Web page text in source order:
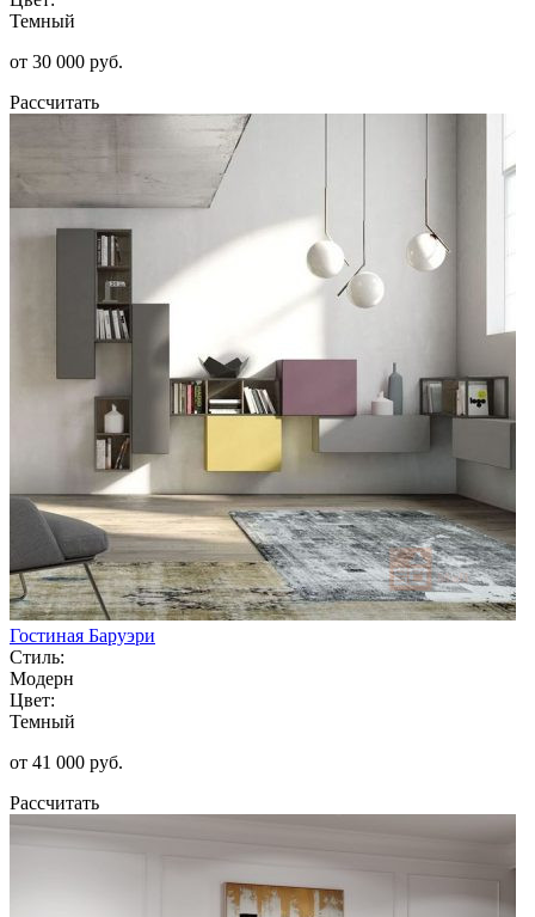
Темный
от 30 000 руб.
Рассчитать
Гостиная Баруэри
Стиль:
Модерн
Цвет:
Темный
от 41 000 руб.
Рассчитать